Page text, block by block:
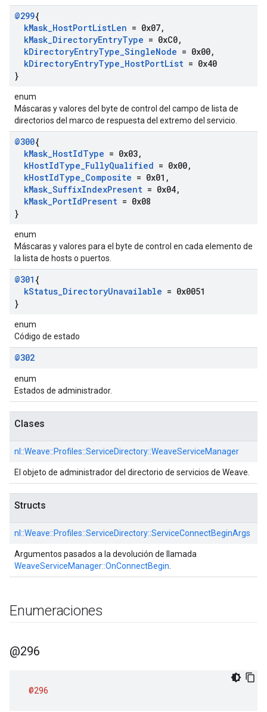
@299{
kMask_HostPortListLen = 0x07,
kMask_DirectoryEntryType = 0xC0,
kDirectoryEntryType_SingleNode = 0x00,
kDirectoryEntryType_HostPortList = 0x40
}
enum
Máscaras y valores del byte de control del campo de lista de
directorios del marco de respuesta del extremo del servicio.
@300{
kMask_HostIdType = 0x03,
kHostIdType_FullyQualified = 0x00,
kHostIdType_Composite = 0x01 ,
kMask_SuffixIndexPresent = 0x04,
kMask_PortIdPresent = 0x08
}
enum
Máscaras y valores para el byte de control en cada elemento de
la lista de hosts o puertos.
@301 {
kStatus_DirectoryUnavailable = 0x0051
}
enum
Código de estado
@302
enum
Estados de administrador.
Clases
nl::Weave::Profiles::ServiceDirectory::WeaveServiceManager
El objeto de administrador del directorio de servicios de Weave.
Structs
nl::Weave::Profiles::ServiceDirectory::ServiceConnectBeginArgs
Argumentos pasados a la devolución de llamada
WeaveServiceManager::OnConnectBegin
Enumeraciones
@296
@296